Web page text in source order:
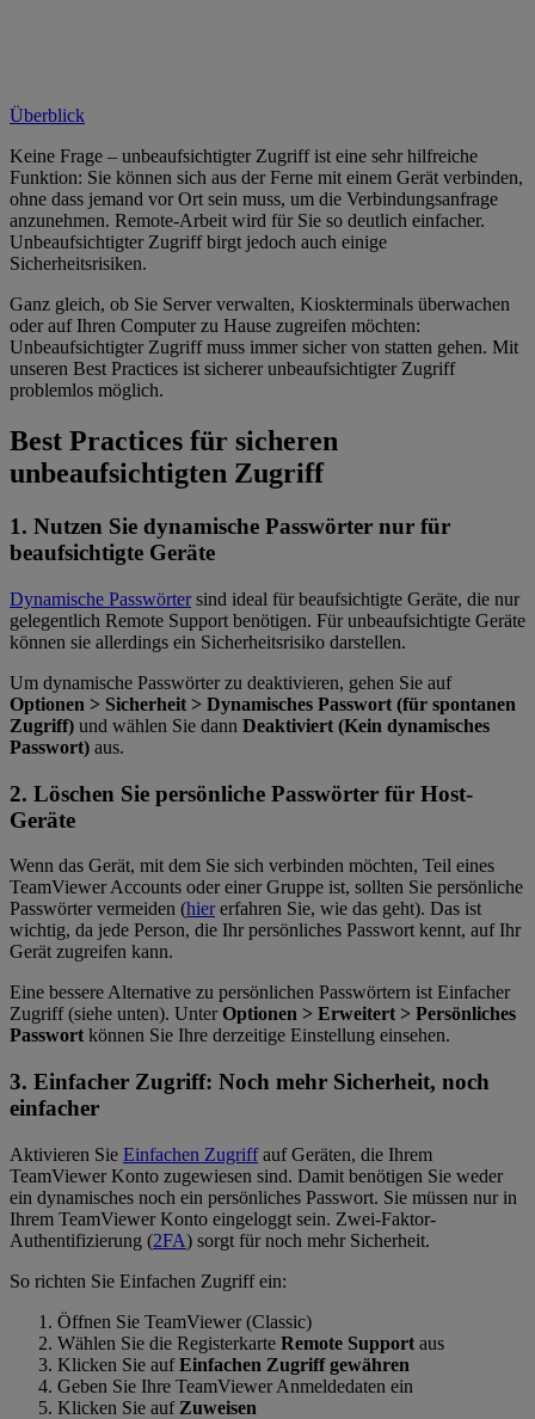
Überblick
Keine Frage – unbeaufsichtigter Zugriff ist eine sehr hilfreiche
Funktion: Sie können sich aus der Ferne mit einem Gerät verbinden,
ohne dass jemand vor Ort sein muss, um die Verbindungsanfrage
anzunehmen. Remote-Arbeit wird für Sie so deutlich einfacher.
Unbeaufsichtigter Zugriff birgt jedoch auch einige
Sicherheitsrisiken.
Ganz gleich, ob Sie Server verwalten, Kioskterminals überwachen
oder auf Ihren Computer zu Hause zugreifen möchten:
Unbeaufsichtigter Zugriff muss immer sicher von statten gehen. Mit
unseren Best Practices ist sicherer unbeaufsichtigter Zugriff
problemlos möglich.
Best Practices für sicheren
unbeaufsichtigten Zugriff
1. Nutzen Sie dynamische Passwörter nur für
beaufsichtigte Geräte
Dynamische Passwörtersind ideal für beaufsichtigte Geräte, die nur
gelegentlich Remote Support benötigen. Für unbeaufsichtigte Geräte
können sie allerdings ein Sicherheitsrisiko darstellen.
Um dynamische Passwörter zu deaktivieren, gehen Sie auf
Optionen > Sicherheit > Dynamisches Passwort (für spontanen
Zugriff) und wählen Sie dann Deaktiviert (Kein dynamisches
Passwort) aus.
2. Löschen Sie persönliche Passwörter für Host-
Geräte
Wenn das Gerät, mit dem Sie sich verbinden möchten, Teil eines
TeamViewer Accounts oder einer Gruppe ist, sollten Sie persönliche
Passwörter vermeiden (hiererfahren Sie, wie das geht). Das ist
wichtig, da jede Person, die Ihr persönliches Passwort kennt, auf Ihr
Gerät zugreifen kann.
Eine bessere Alternative zu persönlichen Passwörtern ist Einfacher
Zugriff (siehe unten). UnterOptionen > Erweitert > Persönliches
Passwort können Sie Ihre derzeitige Einstellung einsehen.
3. Einfacher Zugriff: Noch mehr Sicherheit, noch
einfacher
Aktivieren Sie Einfachen Zugriffauf Geräten, die Ihrem
TeamViewer Konto zugewiesen sind. Damit benötigen Sie weder
ein dynamisches noch ein persönliches Passwort. Sie müssen nur in
Ihrem TeamViewer Konto eingeloggt sein. Zwei-Faktor-
Authentifizierung (2FA) sorgt für noch mehr Sicherheit.
So richten Sie Einfachen Zugriff ein:
Öffnen Sie TeamViewer (Classic)
Wählen Sie die Registerkarte Remote Support aus
Klicken Sie aufEinfachen Zugriff gewähren
Geben Sie Ihre TeamViewer Anmeldedaten ein
Klicken Sie auf Zuweisen